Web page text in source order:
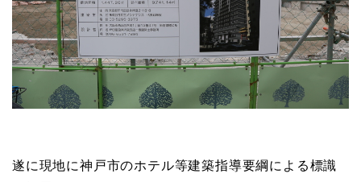
遂に現地に神戸市のホテル等建築指導要綱による標識